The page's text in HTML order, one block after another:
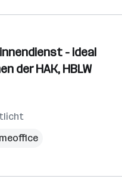
- ideal
der HAK, HBLW